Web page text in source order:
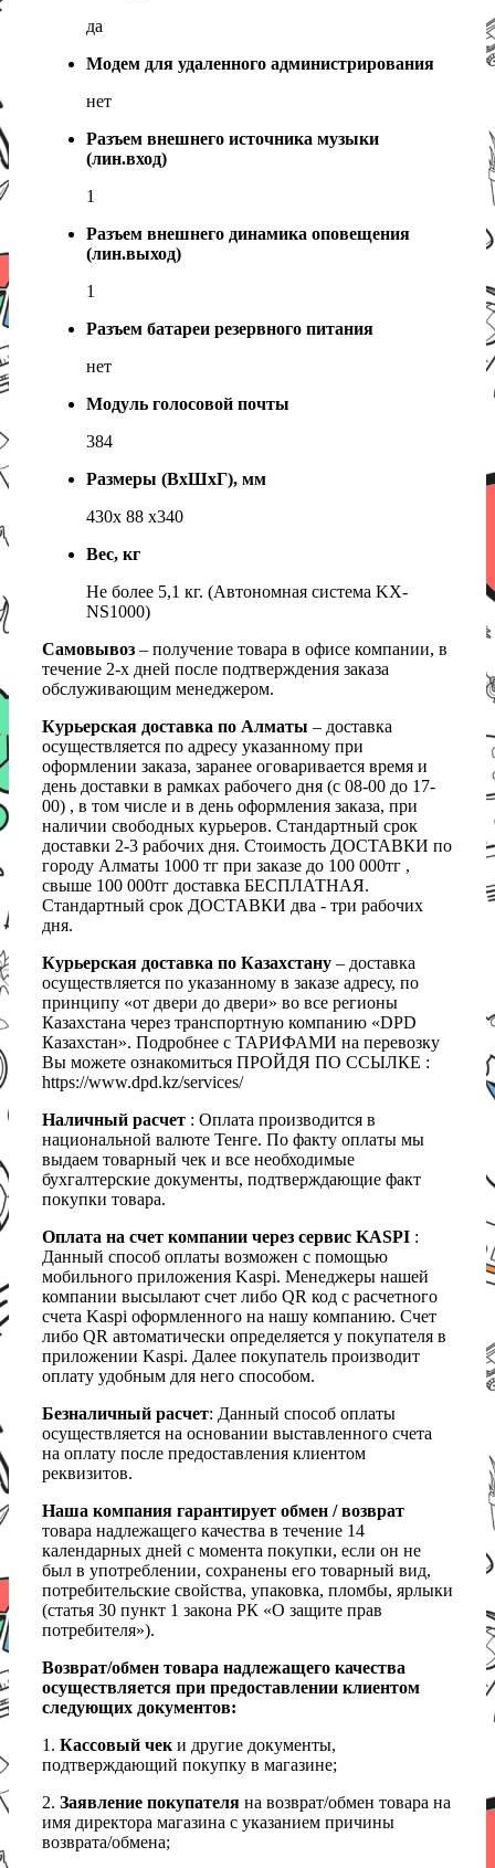
да
Модем для удаленного администрирования
нет
Разъем внешнего источника музыки
(лин.вход)
1
Разъем внешнего динамика оповещения
(лин.выход)
1
Разъем батареи резервного питания
нет
Модуль голосовой почты
384
Размеры (ВхШхГ), мм
430х 88 х340
Вес, кг
Не более 5,1 кг. (Автономная система KX-
NS1000)
Самовывоз – получение товара в офисе компании, в
течение 2-х дней после подтверждения заказа
обслуживающим менеджером.
Курьерская доставка по Алматы – доставка
осуществляется по адресу указанному при
оформлении заказа, заранее оговаривается время и
день доставки в рамках рабочего дня (с 08-00 до 17-
00) , в том числе и в день оформления заказа, при
наличии свободных курьеров. Стандартный срок
доставки 2-3 рабочих дня. Стоимость ДОСТАВКИ по
городу Алматы 1000 тг при заказе до 100 000тг ,
свыше 100 000тг доставка БЕСПЛАТНАЯ.
Стандартный срок ДОСТАВКИ два - три рабочих
дня.
Курьерская доставка по Казахстану – доставка
осуществляется по указанному в заказе адресу, по
принципу «от двери до двери» во все регионы
Казахстана через транспортную компанию «DPD
Казахстан». Подробнее с ТАРИФАМИ на перевозку
Вы можете ознакомиться ПРОЙДЯ ПО ССЫЛКЕ :
https://www.dpd.kz/services/
Наличный расчет : Оплата производится в
национальной валюте Тенге. По факту оплаты мы
выдаем товарный чек и все необходимые
бухгалтерские документы, подтверждающие факт
покупки товара.
Оплата на счет компании через сервис KASPI :
Данный способ оплаты возможен с помощью
мобильного приложения Kaspi. Менеджеры нашей
компании высылают счет либо QR код с расчетного
счета Kaspi оформленного на нашу компанию. Счет
либо QR автоматически определяется у покупателя в
приложении Kaspi. Далее покупатель производит
оплату удобным для него способом.
Безналичный расчет: Данный способ оплаты
осуществляется на основании выставленного счета
на оплату после предоставления клиентом
реквизитов.
Наша компания гарантирует обмен / возврат
товара надлежащего качества в течение 14
календарных дней с момента покупки, если он не
был в употреблении, сохранены его товарный вид,
потребительские свойства, упаковка, пломбы, ярлыки
(статья 30 пункт 1 закона РК «О защите прав
потребителя»).
Возврат/обмен товара надлежащего качества
осуществляется при предоставлении клиентом
следующих документов:
1. Кассовый чеки другие документы,
подтверждающий покупку в магазине;
2. Заявление покупателя на возврат/обмен товара на
имя директора магазина с указанием причины
возврата/обмена;